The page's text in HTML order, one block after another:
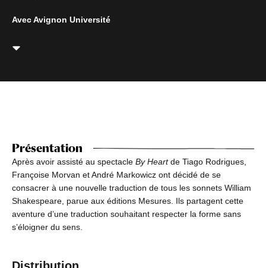
Avec Avignon Université
Présentation
Après avoir assisté au spectacle By Heartde Tiago Rodrigues,
Françoise Morvan et André Markowicz ont décidé de se
consacrer à une nouvelle traduction de tous les sonnets William
Shakespeare, parue aux éditions Mesures. Ils partagent cette
aventure d’une traduction souhaitant respecter la forme sans
s’éloigner du sens.